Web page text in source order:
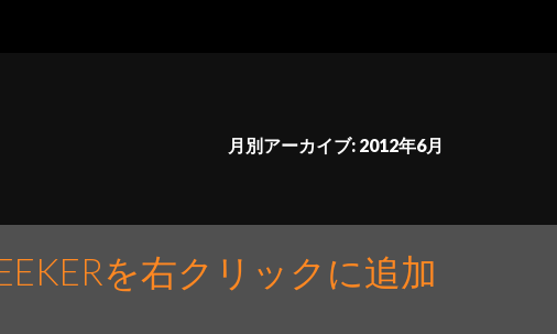
月別アーカイブ: 2012年6月
を右クリックに追加